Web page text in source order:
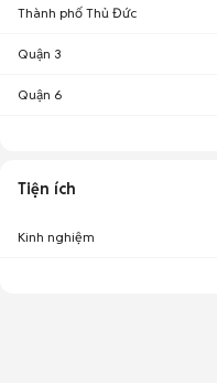
Thành phố Thủ Đức
Quận 3
Quận 6
Tiện ích
Kinh nghiệm